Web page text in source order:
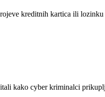
kreditnih kartica ili
kako cyber kriminalci